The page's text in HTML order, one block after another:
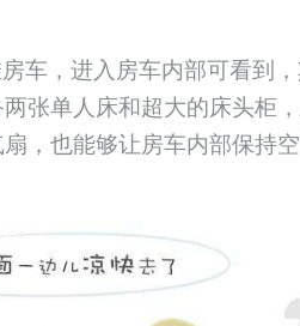
车，进入房车内部可看到
张单人床和超大的床头柜
，也能够让房车内部保持空